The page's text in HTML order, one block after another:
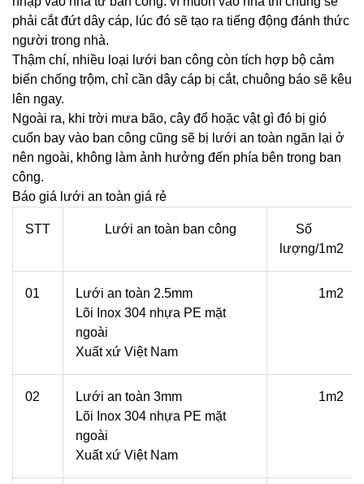
phải cắt đứt dây cáp, lúc đó sẽ tạo ra tiếng động đánh thức
người trong nhà.
Thậm chí, nhiều loại lưới ban công còn tích hợp bộ cảm
biến chống trộm, chỉ cần dây cáp bị cắt, chuông báo sẽ kêu
lên ngay.
Ngoài ra, khi trời mưa bão, cây đổ hoặc vật gì đó bị gió
cuốn bay vào ban công cũng sẽ bị lưới an toàn ngăn lại ở
nên ngoài, không làm ảnh hưởng đến phía bên trong ban
công.
Báo giá lưới an toàn giá rẻ
STT Lưới an toàn ban công
Số
lượng/1m2
01
Lưới an toàn 2.5mm
Lõi Inox 304 nhựa PE mặt
ngoài
Xuất xứ Việt Nam
1m2
02
Lưới an toàn 3mm
Lõi Inox 304 nhựa PE mặt
ngoài
Xuất xứ Việt Nam
1m2